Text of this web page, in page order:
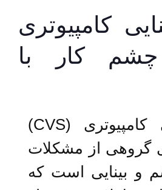
کامپیوتری
کار با
سندرم بینایی کامپیوتری (CVS)
گروهی از مشکلات
و بینایی است که